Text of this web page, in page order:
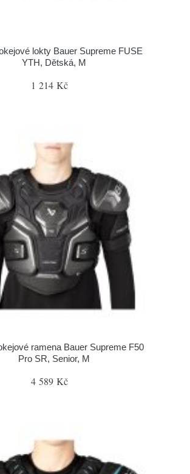
lokty Bauer Supreme FUSE
YTH, Dětská, M
1 214 Kč
ramena Bauer Supreme F50
Pro SR, Senior, M
4 589 Kč